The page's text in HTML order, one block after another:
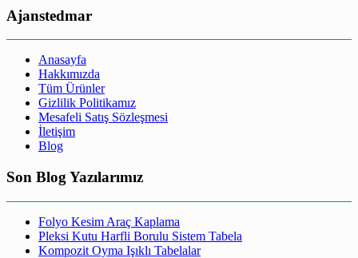
Ajanstedmar
Anasayfa
Hakkımızda
Tüm Ürünler
Gizlilik Politikamız
Mesafeli Satış Sözleşmesi
İletişim
Blog
Son Blog Yazılarımız
Folyo Kesim Araç Kaplama
Pleksi Kutu Harfli Borulu Sistem Tabela
Kompozit Oyma Işıklı Tabelalar